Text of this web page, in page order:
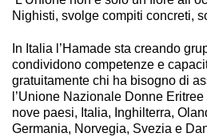
Nighisti, svolge compiti concreti,
In Italia l’Hamade sta creando
condividono competenze e
gratuitamente chi ha bisogno di
l’Unione Nazionale Donne
nove paesi, Italia, Inghilterra,
Germania, Norvegia, Svezia e